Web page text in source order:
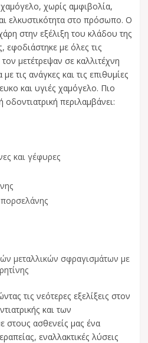
χωρίς αμφιβολία,
ελκυστικότητα στο πρόσωπο. Ο
στην εξέλιξη του κλάδου της
εφοδιάστηκε με όλες τις
μετέτρεψαν σε καλλιτέχνη
τις ανάγκες και τις επιθυμίες
και υγιές χαμόγελο. Πιο
οδοντιατρική περιλαμβάνει:
και γέφυρες
μεταλλικών σφραγισμάτων με
τις νεότερες εξελίξεις στον
και των
στους ασθενείς μας ένα
εναλλακτικές λύσεις